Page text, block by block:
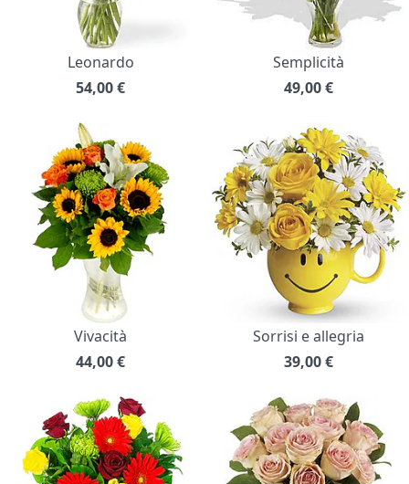
Leonardo
54,00€
Semplicità
49,00€
Vivacità
44,00€
Sorrisi e allegria
39,00€